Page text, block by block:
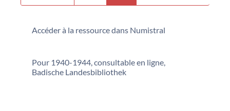
Accéder à la ressource dans Numistral
Pour 1940-1944, consultable en ligne,
Badische Landesbibliothek